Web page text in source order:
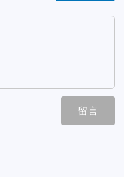
留言